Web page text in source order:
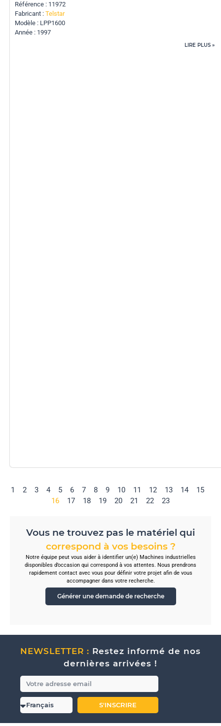
Référence : 11972
Fabricant : Telstar
Modèle : LPP1600
Année : 1997
LIRE PLUS »
1 2 3 4 5 6 7 8 9 10 11 12 13 14
15
16
17 18 19 20 21 22 23
Vous ne trouvez pas le matériel qui
correspond à vos besoins ?
Notre équipe peut vous aider à identifier un(e) Machines industrielles
disponibles d’occasion qui correspond à vos attentes. Nous prendrons
rapidement contact avec vous pour définir votre projet afin de vous
accompagner dans votre recherche.
Générer une demande de recherche
NEWSLETTER : Restez informé de nos
dernières arrivées !
S'INSCRIRE